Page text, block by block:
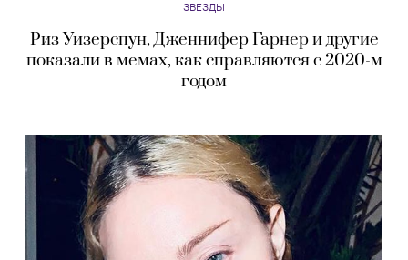
ЗВЕЗДЫ
Риз Уизерспун, Дженнифер Гарнер и другие
показали в мемах, как справляются с 2020-м
годом